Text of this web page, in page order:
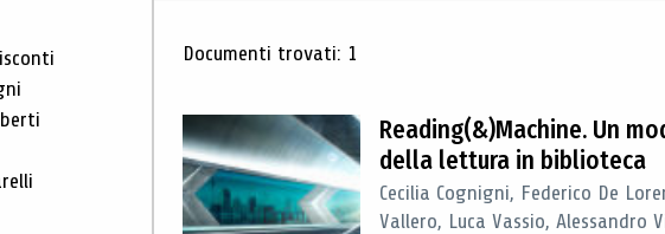
Risultati di ricerca
Documenti trovati: 1
Reading(&)Machine. Un
della lettura in biblioteca
Cecilia Cognigni, Federico De
Vallero, Luca Vassio, Alessandro